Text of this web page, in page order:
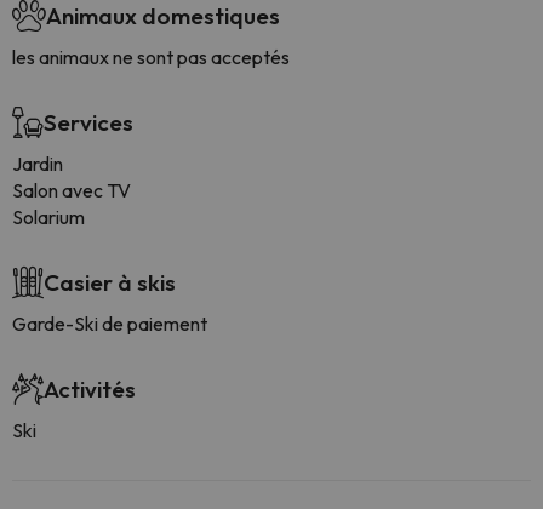
Animaux domestiques
les animaux ne sont pas acceptés
Services
Jardin
Salon avec TV
Solarium
Casier à skis
Garde-Ski de paiement
Activités
Ski